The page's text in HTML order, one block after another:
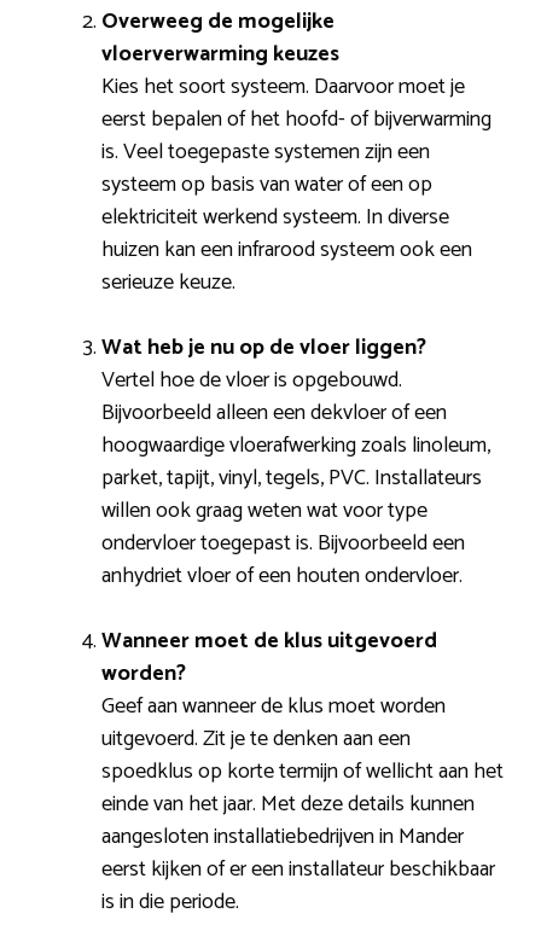
Overweeg de mogelijke
vloerverwarming keuzes
Kies het soort systeem. Daarvoor moet je
eerst bepalen of het hoofd- of bijverwarming
is. Veel toegepaste systemen zijn een
systeem op basis van water of een op
elektriciteit werkend systeem. In diverse
huizen kan een infrarood systeem ook een
serieuze keuze.
Wat heb je nu op de vloer liggen?
Vertel hoe de vloer is opgebouwd.
Bijvoorbeeld alleen een dekvloer of een
hoogwaardige vloerafwerking zoals linoleum,
parket, tapijt, vinyl, tegels, PVC. Installateurs
willen ook graag weten wat voor type
ondervloer toegepast is. Bijvoorbeeld een
anhydriet vloer of een houten ondervloer.
Wanneer moet de klus uitgevoerd
worden?
Geef aan wanneer de klus moet worden
uitgevoerd. Zit je te denken aan een
spoedklus op korte termijn of wellicht aan het
einde van het jaar. Met deze details kunnen
aangesloten installatiebedrijven in Mander
eerst kijken of er een installateur beschikbaar
is in die periode.